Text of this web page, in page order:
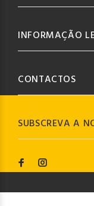
SUBSCREVA A
INFORMAÇÃO
CONTACTOS